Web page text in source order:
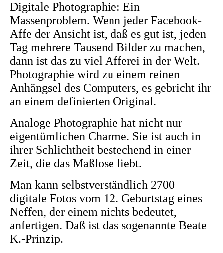
Digitale Photographie: Ein
Massenproblem. Wenn jeder Facebook-
Affe der Ansicht ist, daß es gut ist, jeden
Tag mehrere Tausend Bilder zu machen,
dann ist das zu viel Afferei in der Welt.
Photographie wird zu einem reinen
Anhängsel des Computers, es gebricht ihr
an einem definierten Original.
Analoge Photographie hat nicht nur
eigentümlichen Charme. Sie ist auch in
ihrer Schlichtheit bestechend in einer
Zeit, die das Maßlose liebt.
Man kann selbstverständlich 2700
digitale Fotos vom 12. Geburtstag eines
Neffen, der einem nichts bedeutet,
anfertigen. Daß ist das sogenannte Beate
K.-Prinzip.